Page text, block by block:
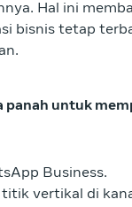
Hal ini
bisnis tetap
panah untuk
Business.
vertikal di